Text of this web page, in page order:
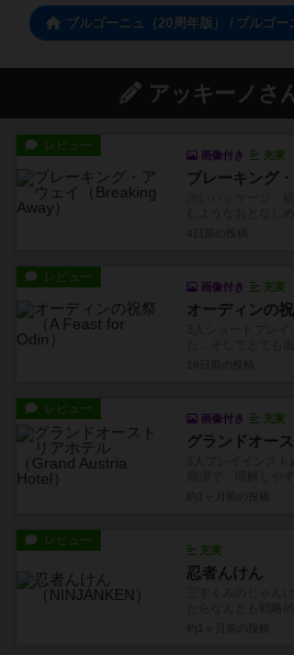
ブルゴーニュ（20周年版） / ブルゴ
アッキーノさ
レビュー
画像付き 充実
ブレーキング
レビュー
画像付き 充実
オーディンの
レビュー
画像付き 充実
グランドオー
レビュー
充実
忍者んけん